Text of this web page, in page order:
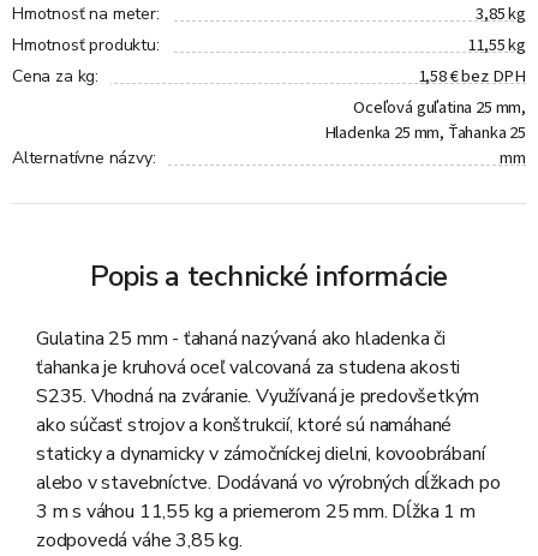
Hmotnosť na meter: 3,85 kg
Hmotnosť produktu: 11,55 kg
Cena za kg: 1,58 € bez DPH
Alternatívne názvy:
Oceľová guľatina 25 mm,
Hladenka 25 mm, Ťahanka 25
mm
Popis a technické informácie
Gulatina 25 mm - ťahaná nazývaná ako hladenka či
ťahanka je kruhová oceľ valcovaná za studena akosti
S235. Vhodná na zváranie. Využívaná je predovšetkým
ako súčasť strojov a konštrukcií, ktoré sú namáhané
staticky a dynamicky v zámočníckej dielni, kovoobrábaní
alebo v stavebníctve. Dodávaná vo výrobných dĺžkach po
3 m s váhou 11,55 kg a priemerom 25 mm. Dĺžka 1 m
zodpovedá váhe 3,85 kg.